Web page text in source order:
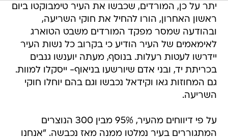
יתר על כן, המורדים, שכבשו את העיר טימבוקטו ביום
ראשון האחרון, הורו להחיל את חוקי השריעה,
ובהודעה שמסר מפקד המורדים משבט הטוארג
לאימאמים של העיר הודיע כי בקרוב כל נשות העיר
יידרשו לעטות רעלות. בנוסף, מעתה יוענשו גנבים
בכריתת יד, ובני אדם שיורשעו בניאוף- ייסקלו למוות.
גם המחוזות גאו וקידאל נכבשו וגם בהם יוחלו חוקי
השריעה.
על פי דיווחים מהעיר, 95% מבין 300 הנוצרים
המתגוררים בעיר נמלטו ממנה מאז נכבשה. "אנחנו